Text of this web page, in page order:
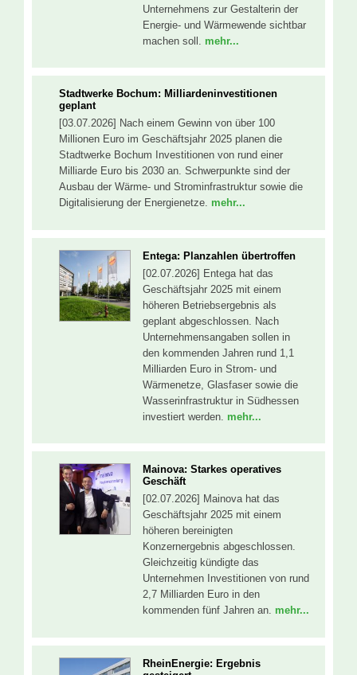
Unternehmens zur Gestalterin der
Energie- und Wärmewende sichtbar
machen soll. mehr...
Stadtwerke Bochum: Milliardeninvestitionen
geplant
[03.07.2026] Nach einem Gewinn von über 100
Millionen Euro im Geschäftsjahr 2025 planen die
Stadtwerke Bochum Investitionen von rund einer
Milliarde Euro bis 2030 an. Schwerpunkte sind der
Ausbau der Wärme- und Strominfrastruktur sowie die
Digitalisierung der Energienetze. mehr...
Entega: Planzahlen übertroffen
[02.07.2026] Entega hat das
Geschäftsjahr 2025 mit einem
höheren Betriebsergebnis als
geplant abgeschlossen. Nach
Unternehmensangaben sollen in
den kommenden Jahren rund 1,1
Milliarden Euro in Strom- und
Wärmenetze, Glasfaser sowie die
Wasserinfrastruktur in Südhessen
investiert werden. mehr...
Mainova: Starkes operatives
Geschäft
[02.07.2026] Mainova hat das
Geschäftsjahr 2025 mit einem
höheren bereinigten
Konzernergebnis abgeschlossen.
Gleichzeitig kündigte das
Unternehmen Investitionen von rund
2,7 Milliarden Euro in den
kommenden fünf Jahren an. mehr...
RheinEnergie: Ergebnis